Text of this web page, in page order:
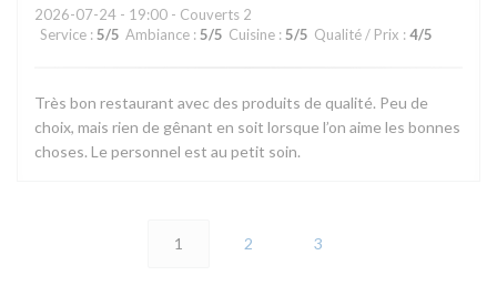
2026-07-24 - 19:00 - Couverts 2
Service : 5/5 Ambiance : 5/5 Cuisine : 5/5 Qualité / Prix : 4/5
Très bon restaurant avec des produits de qualité. Peu de
choix, mais rien de gênant en soit lorsque l’on aime les bonnes
choses. Le personnel est au petit soin.
1 2 3